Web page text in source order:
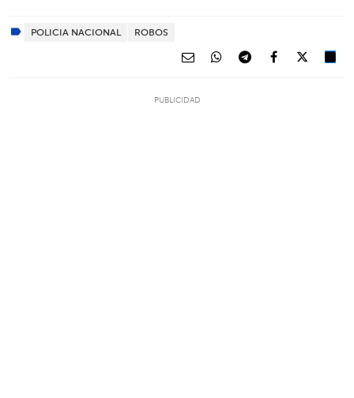
POLICIA NACIONAL ROBOS